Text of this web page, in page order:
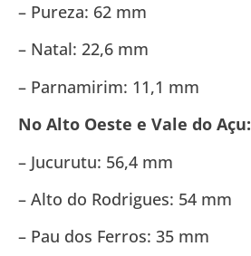
– Pureza: 62 mm
– Natal: 22,6 mm
– Parnamirim: 11,1 mm
No Alto Oeste e Vale do Açu:
– Jucurutu: 56,4 mm
– Alto do Rodrigues: 54 mm
– Pau dos Ferros: 35 mm